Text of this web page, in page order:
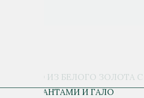
КОЛЬЦО ИЗ БЕЛОГО ЗОЛОТА С
БРИЛЛИАНТАМИ И ГАЛО